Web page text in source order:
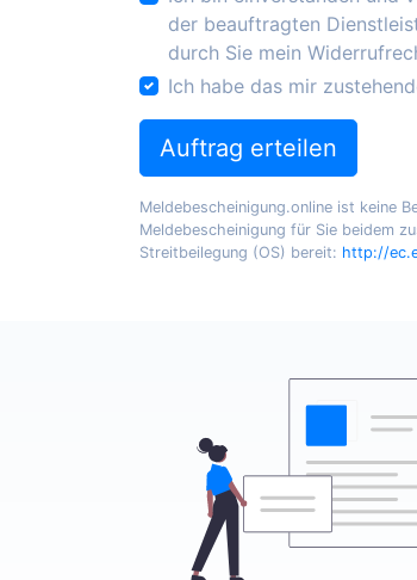
der beauftragten
durch Sie mein
Ich habe das mir
Auftrag erteilen
Meldebescheinigung.online ist keine
Meldebescheinigung für Sie beidem
Streitbeilegung (OS) bereit: http://